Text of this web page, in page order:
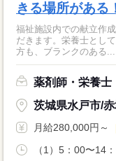
きる場所がある
福祉施設内での献立作
だきます。栄養士とし
方も、ブランクのある...
薬剤師・栄養士
茨城県水戸市/赤
月給280,000円～
（1）5：00〜14